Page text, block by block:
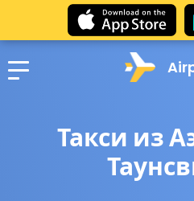
Такси из